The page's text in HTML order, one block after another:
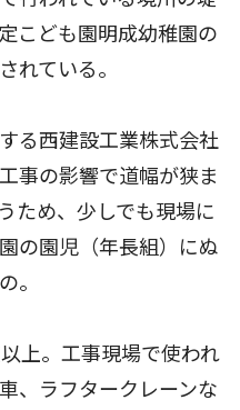
こども園明成幼稚園の
れている。
る西建設工業株式会社
事の影響で道幅が狭ま
ため、少しでも現場に
の園児（年長組）にぬ
。
上。工事現場で使われ
、ラフタークレーンな